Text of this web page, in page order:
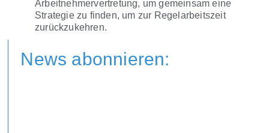
Arbeitnehmervertretung, um gemeinsam eine
Strategie zu finden, um zur Regelarbeitszeit
zurückzukehren.
News abonnieren: